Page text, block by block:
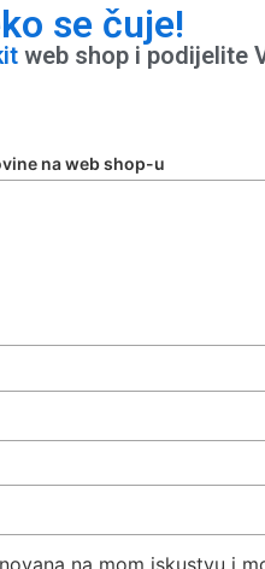
se čuje!
web shop i podijelite
na web shop-u
na mom iskustvu i